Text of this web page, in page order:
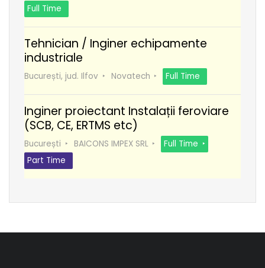
Full Time
Tehnician / Inginer echipamente
industriale
București, jud. Ilfov Novatech Full Time
Inginer proiectant Instalații feroviare
(SCB, CE, ERTMS etc)
București BAICONS IMPEX SRL
Full Time
Part Time